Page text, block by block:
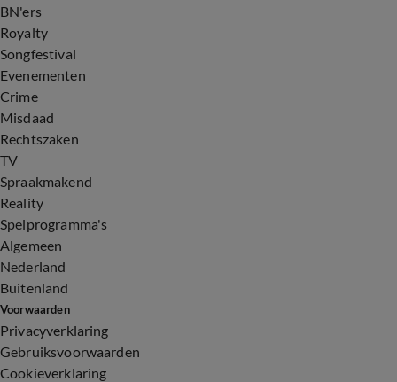
BN'ers
Royalty
Songfestival
Evenementen
Crime
Misdaad
Rechtszaken
TV
Spraakmakend
Reality
Spelprogramma's
Algemeen
Nederland
Buitenland
Voorwaarden
Privacyverklaring
Gebruiksvoorwaarden
Cookieverklaring